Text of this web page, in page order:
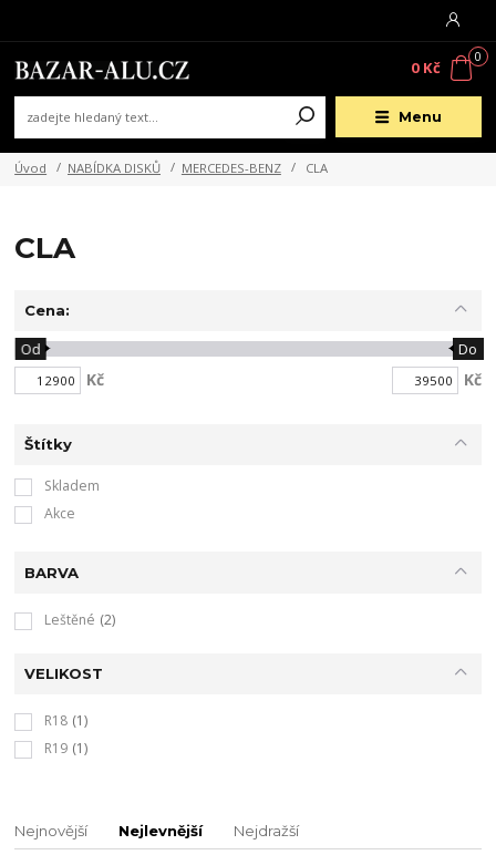
Menu
0
0 Kč
Úvod NABÍDKA DISKŮ MERCEDES-BENZ CLA
CLA
Cena:
Kč
Od Do
Kč
Štítky
Skladem
Akce
BARVA
Leštěné (2)
VELIKOST
R18 (1)
R19 (1)
Nejnovější Nejlevnější Nejdražší